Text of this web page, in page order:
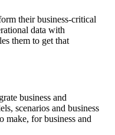
their business-critical
data with
them to get that
business and
scenarios and business
make, for business and